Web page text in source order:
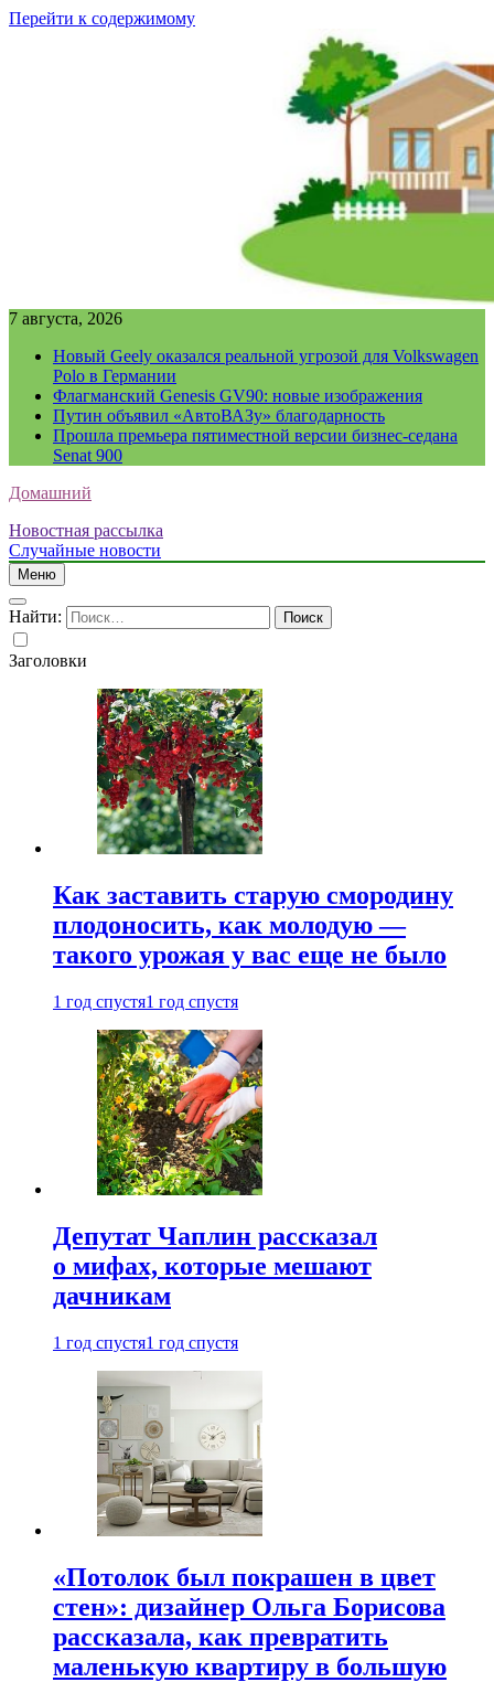
Перейти к содержимому
7 августа, 2026
Новый Geely оказался реальной угрозой для Volkswagen
Polo в Германии
Флагманский Genesis GV90: новые изображения
Путин объявил «АвтоВАЗу» благодарность
Прошла премьера пятиместной версии бизнес-седана
Senat 900
Домашний
Новостная рассылка
Случайные новости
Меню
Найти:
Заголовки
Как заставить старую смородину
плодоносить, как молодую —
такого урожая у вас еще не было
1 год спустя1 год спустя
Депутат Чаплин рассказал
о мифах, которые мешают
дачникам
1 год спустя1 год спустя
«Потолок был покрашен в цвет
стен»: дизайнер Ольга Борисова
рассказала, как превратить
маленькую квартиру в большую